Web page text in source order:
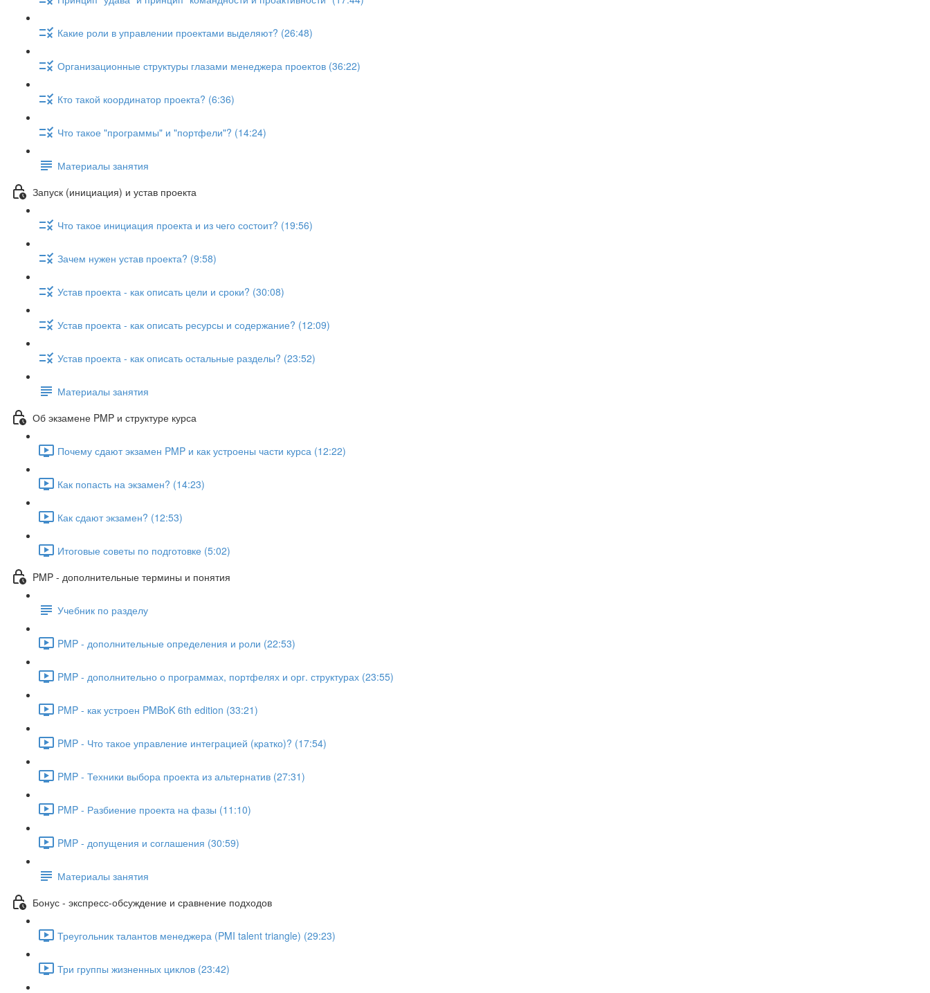
Какие роли в управлении проектами выделяют? (26:48)
Организационные структуры глазами менеджера проектов (36:22)
Кто такой координатор проекта? (6:36)
Что такое "программы" и "портфели"? (14:24)
Материалы занятия
Запуск (инициация) и устав проекта
Что такое инициация проекта и из чего состоит? (19:56)
Зачем нужен устав проекта? (9:58)
Устав проекта - как описать цели и сроки? (30:08)
Устав проекта - как описать ресурсы и содержание? (12:09)
Устав проекта - как описать остальные разделы? (23:52)
Материалы занятия
Об экзамене PMP и структуре курса
Почему сдают экзамен PMP и как устроены части курса (12:22)
Как попасть на экзамен? (14:23)
Как сдают экзамен? (12:53)
Итоговые советы по подготовке (5:02)
PMP - дополнительные термины и понятия
Учебник по разделу
PMP - дополнительные определения и роли (22:53)
PMP - дополнительно о программах, портфелях и орг. структурах (23:55)
PMP - как устроен PMBoK 6th edition (33:21)
PMP - Что такое управление интеграцией (кратко)? (17:54)
PMP - Техники выбора проекта из альтернатив (27:31)
PMP - Разбиение проекта на фазы (11:10)
PMP - допущения и соглашения (30:59)
Материалы занятия
Бонус - экспресс-обсуждение и сравнение подходов
Треугольник талантов менеджера (PMI talent triangle) (29:23)
Три группы жизненных циклов (23:42)